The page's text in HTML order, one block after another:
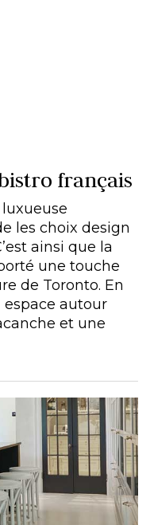
français
les choix design
ainsi que la
une touche
de Toronto. En
autour
et une